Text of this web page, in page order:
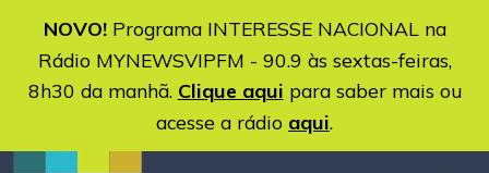
NOVO!Programa INTERESSE NACIONAL na
Rádio MYNEWSVIPFM - 90.9 às sextas-feiras,
8h30 da manhã. Clique aqui para saber mais ou
acesse a rádio aqui.